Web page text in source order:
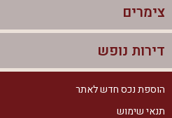
וילות להשכרה
וילות למסיבת רווקים
סוויטות בצפון
צימרים לזוגות עם בריכה פרטית
צימרים יוקרתיים
צימרים
צימרים בצפון
צימרים לזוגות
דירות נופש
דירות נופש בצפון
הוספת נכס חדש לאתר
תנאי שימוש